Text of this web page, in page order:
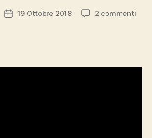
Data19 Ottobre 2018 2 commentisu